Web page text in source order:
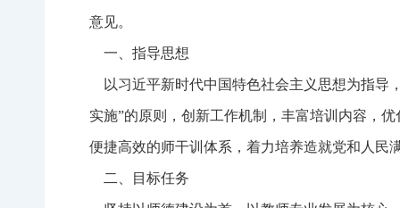
意见。
一、指导思想
以习近平新时代中国特色社会主义思想为指导
实施”的原则，创新工作机制，丰富培训内容，
便捷高效的师干训体系，着力培养造就党和人民
二、目标任务